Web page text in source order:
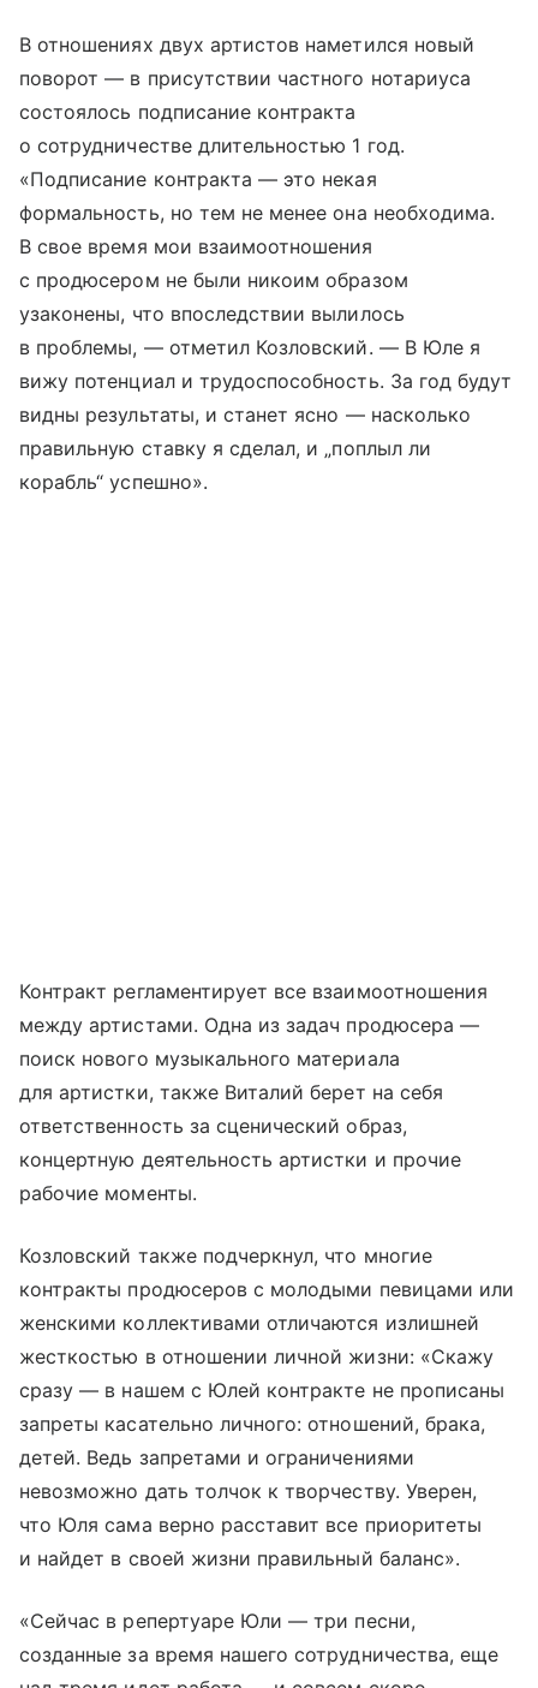
В отношениях двух артистов наметился новый
поворот — в присутствии частного нотариуса
состоялось подписание контракта
о сотрудничестве длительностью 1 год.
«Подписание контракта — это некая
формальность, но тем не менее она необходима.
В свое время мои взаимоотношения
с продюсером не были никоим образом
узаконены, что впоследствии вылилось
в проблемы, — отметил Козловский. — В Юле я
вижу потенциал и трудоспособность. За год будут
видны результаты, и станет ясно — насколько
правильную ставку я сделал, и „поплыл ли
корабль“ успешно».
Контракт регламентирует все взаимоотношения
между артистами. Одна из задач продюсера —
поиск нового музыкального материала
для артистки, также Виталий берет на себя
ответственность за сценический образ,
концертную деятельность артистки и прочие
рабочие моменты.
Козловский также подчеркнул, что многие
контракты продюсеров с молодыми певицами или
женскими коллективами отличаются излишней
жесткостью в отношении личной жизни: «Скажу
сразу — в нашем с Юлей контракте не прописаны
запреты касательно личного: отношений, брака,
детей. Ведь запретами и ограничениями
невозможно дать толчок к творчеству. Уверен,
что Юля сама верно расставит все приоритеты
и найдет в своей жизни правильный баланс».
«Сейчас в репертуаре Юли — три песни,
созданные за время нашего сотрудничества, еще